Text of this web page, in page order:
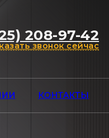
208-97-42
звонок сейчас
КОНТАКТЫ